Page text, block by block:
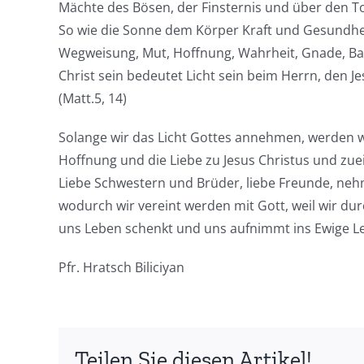
Mächte des Bösen, der Finsternis und über den
So wie die Sonne dem Körper Kraft und
Wegweisung, Mut, Hoffnung, Wahrheit, Gnade,
Christ sein bedeutet Licht sein beim Herrn, den
(Matt.5, 14)
Solange wir das Licht Gottes annehmen,
Hoffnung und die Liebe zu Jesus Christus und
Liebe Schwestern und Brüder, liebe Freunde,
wodurch wir vereint werden mit Gott, weil wir
uns Leben schenkt und uns aufnimmt ins Ewige
Pfr. Hratsch Biliciyan